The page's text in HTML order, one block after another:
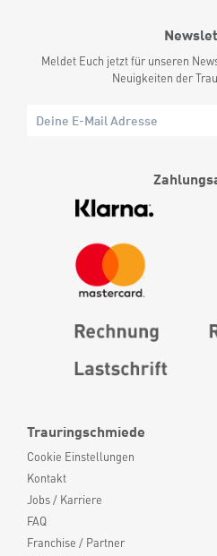
Trauringschmiede
Cookie Einstellungen
Kontakt
Jobs / Karriere
FAQ
Franchise / Partner
Meldet Euch jetzt für unseren
Neuigkeiten der